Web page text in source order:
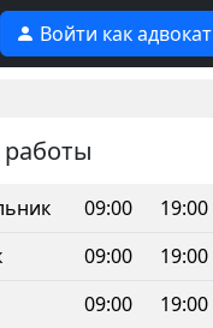
Войти как адвокат
09:00
19:00
09:00
19:00
09:00
19:00